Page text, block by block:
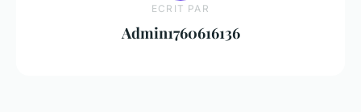
ECRIT PAR
Admin1760616136